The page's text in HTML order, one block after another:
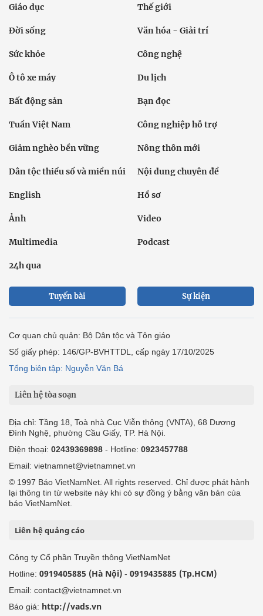
Giáo dục Thế giới
Đời sống Văn hóa - Giải trí
Sức khỏe Công nghệ
Ô tô xe máy Du lịch
Bất động sản Bạn đọc
Tuần Việt Nam Công nghiệp hỗ trợ
Giảm nghèo bền vững Nông thôn mới
Dân tộc thiểu số và miền núi Nội dung chuyên đề
English Hồ sơ
Ảnh Video
Multimedia Podcast
24h qua
Tuyến bài Sự kiện
Cơ quan chủ quản: Bộ Dân tộc và Tôn giáo
Số giấy phép: 146/GP-BVHTTDL, cấp ngày 17/10/2025
Tổng biên tập: Nguyễn Văn Bá
Liên hệ tòa soạn
Địa chỉ: Tầng 18, Toà nhà Cục Viễn thông (VNTA), 68 Dương
Đình Nghệ, phường Cầu Giấy, TP. Hà Nội.
Điện thoại: 02439369898 - Hotline: 0923457788
Email: vietnamnet@vietnamnet.vn
© 1997 Báo VietNamNet. All rights reserved. Chỉ được phát hành
lại thông tin từ website này khi có sự đồng ý bằng văn bản của
báo VietNamNet.
Liên hệ quảng cáo
Công ty Cổ phần Truyền thông VietNamNet
Hotline: 0919405885 (Hà Nội) - 0919435885 (Tp.HCM)
Email: contact@vietnamnet.vn
Báo giá: http://vads.vn